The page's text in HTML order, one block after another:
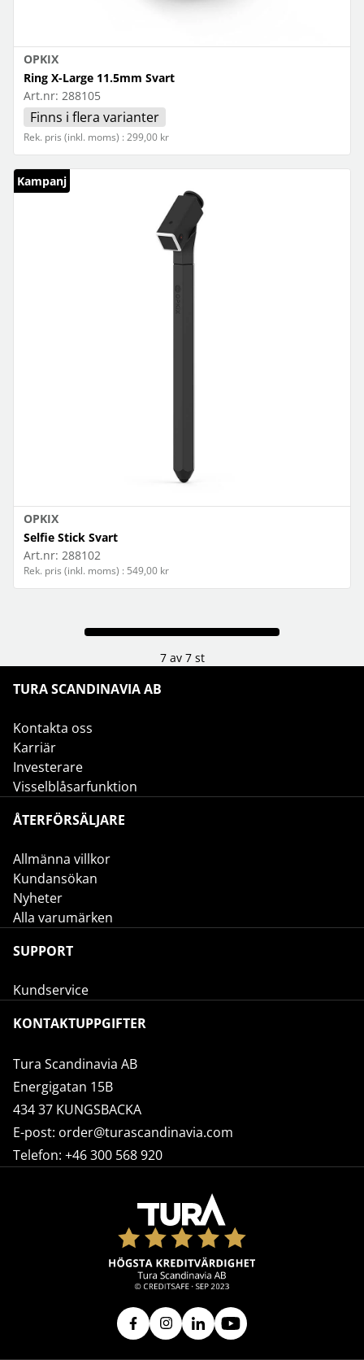
OPKIX
Ring X-Large 11.5mm Svart
Art.nr: 288105
Finns i flera varianter
Rek. pris (inkl. moms) : 299,00 kr
Kampanj
OPKIX
Selfie Stick Svart
Art.nr: 288102
Rek. pris (inkl. moms) : 549,00 kr
7 av 7 st
TURA SCANDINAVIA AB
Kontakta oss
Karriär
Investerare
Visselblåsarfunktion
ÅTERFÖRSÄLJARE
Allmänna villkor
Kundansökan
Nyheter
Alla varumärken
SUPPORT
Kundservice
KONTAKTUPPGIFTER
Tura Scandinavia AB
Energigatan 15B
434 37 KUNGSBACKA
E-post: order@turascandinavia.com
Telefon: +46 300 568 920